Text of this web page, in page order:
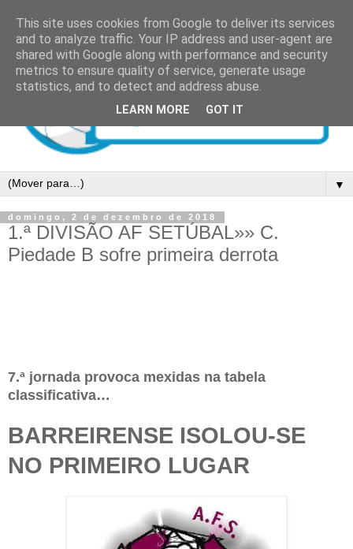
▼
domingo, 2 de dezembro de 2018
1.ª DIVISÃO AF SETÚBAL»» C.
Piedade B sofre primeira derrota
7.ª jornada provoca mexidas na tabela
classificativa…
BARREIRENSE ISOLOU-SE
NO PRIMEIRO LUGAR
This site uses cookies from Google to deliver its services
and to analyze traffic. Your IP address and user-agent are
shared with Google along with performance and security
metrics to ensure quality of service, generate usage
statistics, and to detect and address abuse.
LEARN MORE GOT IT